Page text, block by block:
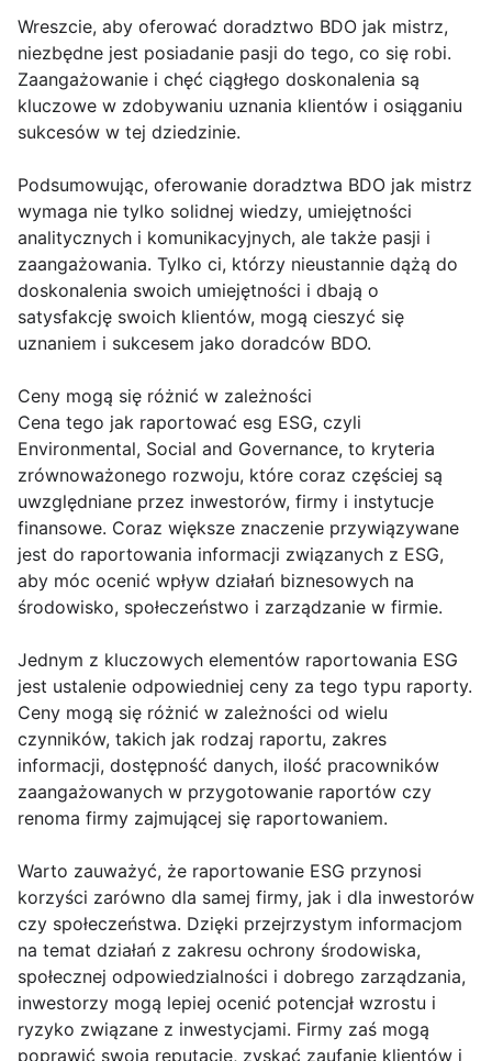
Wreszcie, aby oferować doradztwo BDO jak mistrz,
niezbędne jest posiadanie pasji do tego, co się robi.
Zaangażowanie i chęć ciągłego doskonalenia są
kluczowe w zdobywaniu uznania klientów i osiąganiu
sukcesów w tej dziedzinie.
Podsumowując, oferowanie doradztwa BDO jak mistrz
wymaga nie tylko solidnej wiedzy, umiejętności
analitycznych i komunikacyjnych, ale także pasji i
zaangażowania. Tylko ci, którzy nieustannie dążą do
doskonalenia swoich umiejętności i dbają o
satysfakcję swoich klientów, mogą cieszyć się
uznaniem i sukcesem jako doradców BDO.
Ceny mogą się różnić w zależności
Cena tego jak raportować esg ESG, czyli
Environmental, Social and Governance, to kryteria
zrównoważonego rozwoju, które coraz częściej są
uwzględniane przez inwestorów, firmy i instytucje
finansowe. Coraz większe znaczenie przywiązywane
jest do raportowania informacji związanych z ESG,
aby móc ocenić wpływ działań biznesowych na
środowisko, społeczeństwo i zarządzanie w firmie.
Jednym z kluczowych elementów raportowania ESG
jest ustalenie odpowiedniej ceny za tego typu raporty.
Ceny mogą się różnić w zależności od wielu
czynników, takich jak rodzaj raportu, zakres
informacji, dostępność danych, ilość pracowników
zaangażowanych w przygotowanie raportów czy
renoma firmy zajmującej się raportowaniem.
Warto zauważyć, że raportowanie ESG przynosi
korzyści zarówno dla samej firmy, jak i dla inwestorów
czy społeczeństwa. Dzięki przejrzystym informacjom
na temat działań z zakresu ochrony środowiska,
społecznej odpowiedzialności i dobrego zarządzania,
inwestorzy mogą lepiej ocenić potencjał wzrostu i
ryzyko związane z inwestycjami. Firmy zaś mogą
poprawić swoją reputację, zyskać zaufanie klientów i